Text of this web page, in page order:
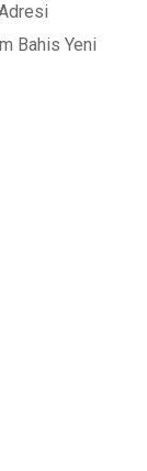
Bahis Yeni